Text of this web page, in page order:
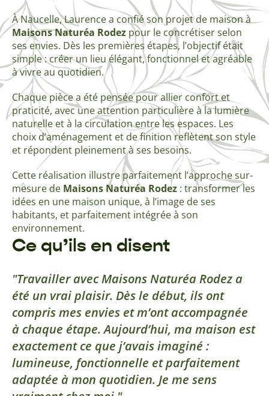
À Naucelle, Laurence a confié son projet de maison à
Maisons Naturéa Rodez pour le concrétiser selon
ses envies. Dès les premières étapes, l’objectif était
simple : créer un lieu élégant, fonctionnel et agréable
à vivre au quotidien.
Chaque pièce a été pensée pour allier confort et
praticité, avec une attention particulière à la lumière
naturelle et à la circulation entre les espaces. Les
choix d’aménagement et de finition reflètent son style
et répondent pleinement à ses besoins.
Cette réalisation illustre parfaitement l’approche sur-
mesure de Maisons Naturéa Rodez : transformer les
idées en une maison unique, à l’image de ses
habitants, et parfaitement intégrée à son
environnement.
Ce qu’ils en disent
Travailler avec Maisons Naturéa Rodez a
été un vrai plaisir. Dès le début, ils ont
compris mes envies et m’ont accompagnée
à chaque étape. Aujourd’hui, ma maison est
exactement ce que j’avais imaginé :
lumineuse, fonctionnelle et parfaitement
adaptée à mon quotidien. Je me sens